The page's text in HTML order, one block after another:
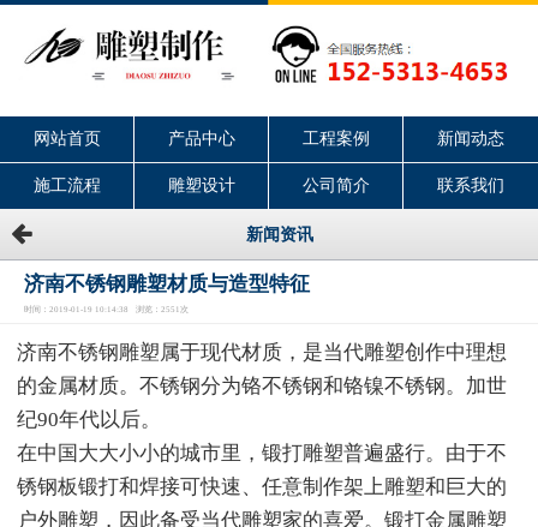
网站首页 产品中心 工程案例 新闻动态
施工流程 雕塑设计 公司简介 联系我们
新闻资讯
济南不锈钢雕塑材质与造型特征
时间：2019-01-19 10:14:38 浏览：2551次
济南不锈钢雕塑属于现代材质，是当代雕塑创作中理想
的金属材质。不锈钢分为铬不锈钢和铬镍不锈钢。加世
纪90年代以后。
在中国大大小小的城市里，锻打雕塑普遍盛行。由于不
锈钢板锻打和焊接可快速、任意制作架上雕塑和巨大的
户外雕塑，因此备受当代雕塑家的喜爱。锻打金属雕塑